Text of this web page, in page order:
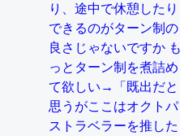
貝類は苦労してるんだな…。腹足
ないのか」に関する新仮説